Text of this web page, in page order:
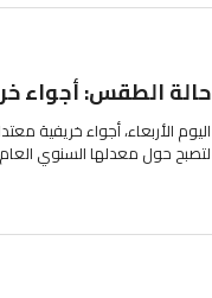
حالة الطقس: أجواء
اليوم الأربعاء، أجواء خريفية
لتصبح حول معدلها السنوي